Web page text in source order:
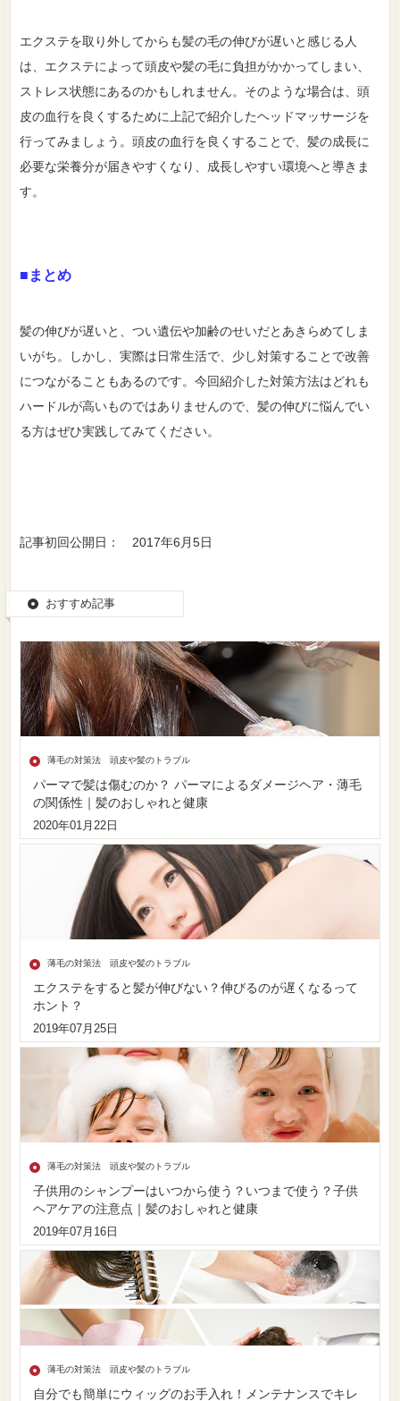
エクステを取り外してからも髪の毛の伸びが遅いと感じる人
は、エクステによって頭皮や髪の毛に負担がかかってしまい、
ストレス状態にあるのかもしれません。そのような場合は、頭
皮の血行を良くするために上記で紹介したヘッドマッサージを
行ってみましょう。頭皮の血行を良くすることで、髪の成長に
必要な栄養分が届きやすくなり、成長しやすい環境へと導きま
す。
■まとめ
髪の伸びが遅いと、つい遺伝や加齢のせいだとあきらめてしま
いがち。しかし、実際は日常生活で、少し対策することで改善
につながることもあるのです。今回紹介した対策方法はどれも
ハードルが高いものではありませんので、髪の伸びに悩んでい
る方はぜひ実践してみてください。
記事初回公開日： 2017年6月5日
おすすめ記事
薄毛の対策法 頭皮や髪のトラブル
パーマで髪は傷むのか？ パーマによるダメージヘア・薄毛
の関係性｜髪のおしゃれと健康
2020年01月22日
薄毛の対策法 頭皮や髪のトラブル
エクステをすると髪が伸びない？伸びるのが遅くなるって
ホント？
2019年07月25日
薄毛の対策法 頭皮や髪のトラブル
子供用のシャンプーはいつから使う？いつまで使う？子供
ヘアケアの注意点｜髪のおしゃれと健康
2019年07月16日
薄毛の対策法 頭皮や髪のトラブル
自分でも簡単にウィッグのお手入れ！メンテナンスでキレ